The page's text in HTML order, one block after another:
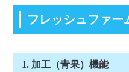
フレッシュファー
1. 加工（青果）機能